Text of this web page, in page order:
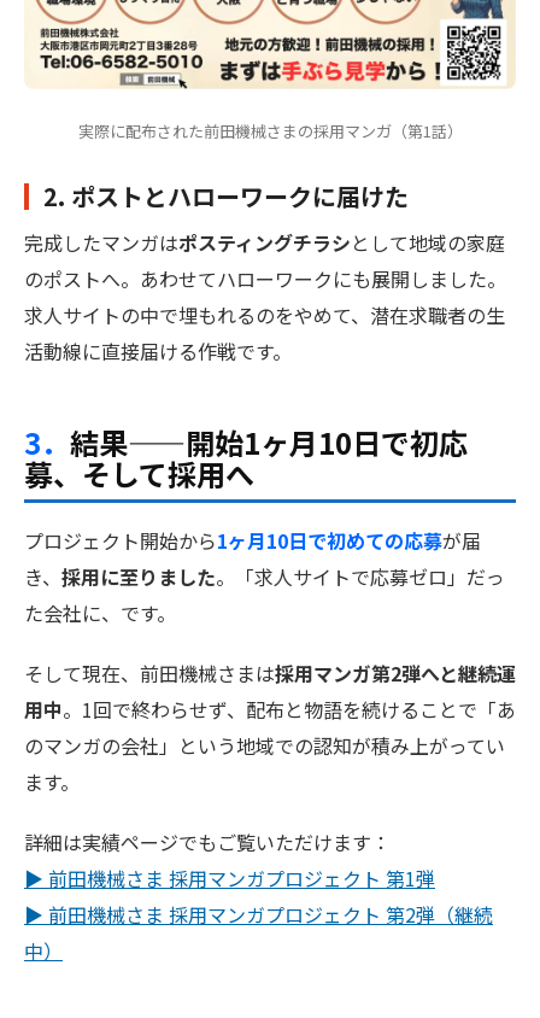
実際に配布された前田機械さまの採用マンガ（第1話）
2. ポストとハローワークに届けた
完成したマンガはポスティングチラシとして地域の家庭
のポストへ。あわせてハローワークにも展開しました。
求人サイトの中で埋もれるのをやめて、潜在求職者の生
活動線に直接届ける作戦です。
3． 結果——開始1ヶ月10日で初応
募、そして採用へ
プロジェクト開始から1ヶ月10日で初めての応募が届
き、 採用に至りました。「求人サイトで応募ゼロ」だっ
た会社に、です。
そして現在、前田機械さまは採用マンガ第2弾へと継続運
用中。1回で終わらせず、配布と物語を続けることで「あ
のマンガの会社」という地域での認知が積み上がってい
ます。
詳細は実績ページでもご覧いただけます：
▶ 前田機械さま 採用マンガプロジェクト 第1弾
▶ 前田機械さま 採用マンガプロジェクト 第2弾（継続
中）